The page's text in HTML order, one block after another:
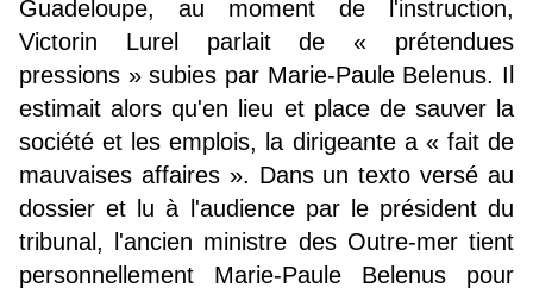
Guadeloupe, au moment de l'instruction,
Victorin Lurel parlait de « prétendues
pressions » subies par Marie-Paule Belenus. Il
estimait alors qu'en lieu et place de sauver la
société et les emplois, la dirigeante a « fait de
mauvaises affaires ». Dans un texto versé au
dossier et lu à l'audience par le président du
tribunal, l'ancien ministre des Outre-mer tient
personnellement Marie-Paule Belenus pour